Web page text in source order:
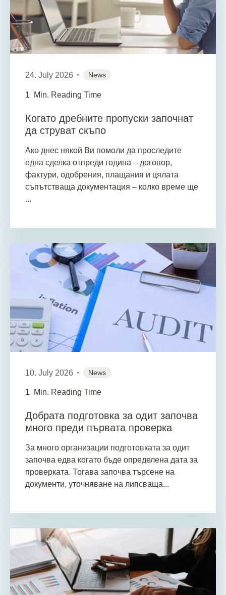
24. July 2026 News
1 Min. Reading Time
Когато дребните пропуски започнат
да струват скъпо
Ако днес някой Ви помоли да проследите
една сделка отпреди година – договор,
фактури, одобрения, плащания и цялата
съпътстваща документация – колко време ще
...
10. July 2026 News
1 Min. Reading Time
Добрата подготовка за одит започва
много преди първата проверка
За много организации подготовката за одит
започва едва когато бъде определена дата за
проверката. Тогава започва търсене на
документи, уточняване на липсваща...